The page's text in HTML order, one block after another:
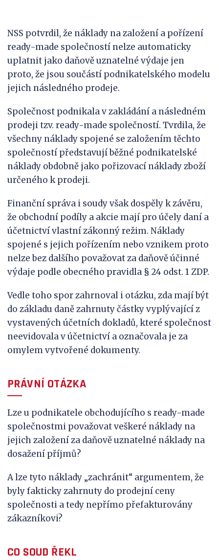
NSS potvrdil, že náklady na založení a pořízení
ready-made společností nelze automaticky
uplatnit jako daňově uznatelné výdaje jen
proto, že jsou součástí podnikatelského modelu
jejich následného prodeje.
Společnost podnikala v zakládání a následném
prodeji tzv. ready-made společností. Tvrdila, že
všechny náklady spojené se založením těchto
společností představují běžné podnikatelské
náklady obdobně jako pořizovací náklady zboží
určeného k prodeji.
Finanční správa i soudy však dospěly k závěru,
že obchodní podíly a akcie mají pro účely daní a
účetnictví vlastní zákonný režim. Náklady
spojené s jejich pořízením nebo vznikem proto
nelze bez dalšího považovat za daňově účinné
výdaje podle obecného pravidla § 24 odst. 1 ZDP.
Vedle toho spor zahrnoval i otázku, zda mají být
do základu daně zahrnuty částky vyplývající z
vystavených účetních dokladů, které společnost
neevidovala v účetnictví a označovala je za
omylem vytvořené dokumenty.
PRÁVNÍ OTÁZKA
Lze u podnikatele obchodujícího s ready-made
společnostmi považovat veškeré náklady na
jejich založení za daňově uznatelné náklady na
dosažení příjmů?
A lze tyto náklady „zachránit“ argumentem, že
byly fakticky zahrnuty do prodejní ceny
společnosti a tedy nepřímo přefakturovány
zákazníkovi?
CO SOUD ŘEKL